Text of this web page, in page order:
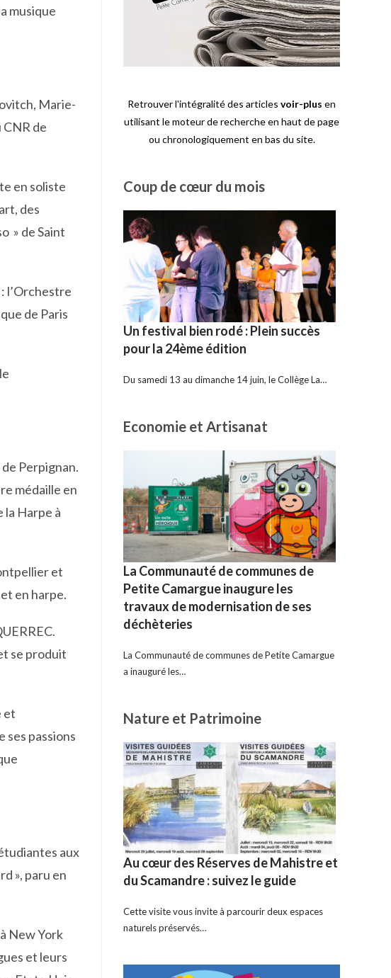
musique
Marie-
de
en soliste
des
» de Saint
l’Orchestre
de Paris
Perpignan.
médaille en
la Harpe à
et
en harpe.
se produit
et
ses passions
aux
», paru en
New York
et leurs
Retrouver l'intégralité des articles voir-plus en
utilisant le moteur de recherche en haut de page
ou chronologiquement en bas du site.
Coup de cœur du mois
Un festival bien rodé : Plein succès
pour la 24ème édition
Du samedi 13 au dimanche 14 juin, le Collège La…
Economie et Artisanat
La Communauté de communes de
Petite Camargue inaugure les
travaux de modernisation de ses
déchèteries
La Communauté de communes de Petite Camargue
a inauguré les…
Nature et Patrimoine
Au cœur des Réserves de Mahistre et
du Scamandre : suivez le guide
Cette visite vous invite à parcourir deux espaces
naturels préservés…